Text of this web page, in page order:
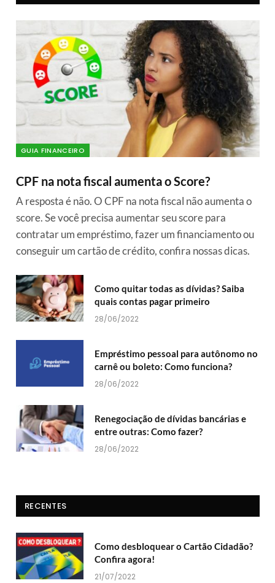
GUIA FINANCEIRO
CPF na nota fiscal aumenta o Score?
A resposta é não. O CPF na nota fiscal não aumenta o
score. Se você precisa aumentar seu score para
contratar um empréstimo, fazer um financiamento ou
conseguir um cartão de crédito, confira nossas dicas.
Como quitar todas as dívidas? Saiba
quais contas pagar primeiro
28/06/2022
Empréstimo pessoal para autônomo no
carnê ou boleto: Como funciona?
28/06/2022
Renegociação de dívidas bancárias e
entre outras: Como fazer?
28/06/2022
RECENTES
Como desbloquear o Cartão Cidadão?
Confira agora!
21/07/2022